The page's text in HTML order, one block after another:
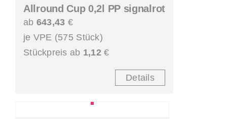
Allround Cup 0,2l PP signalrot
ab 643,43 €
je VPE (575 Stück)
Stückpreis ab 1,12€
Details